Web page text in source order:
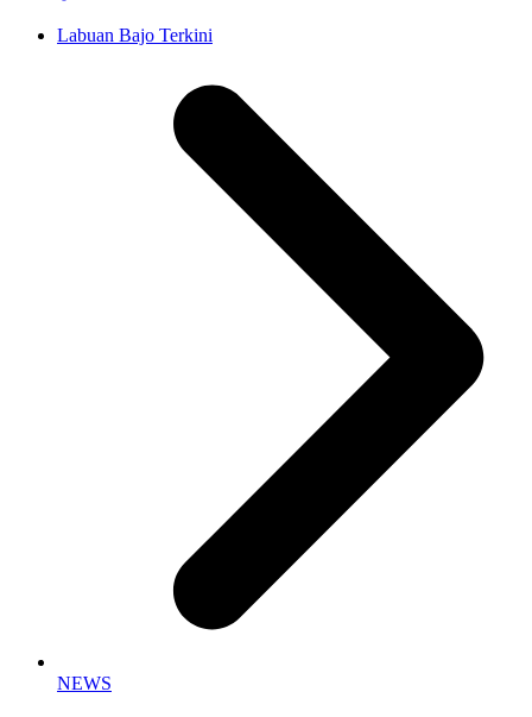
Labuan Bajo Terkini
NEWS